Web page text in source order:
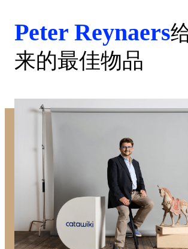
Peter Reynaers
来的最佳物品